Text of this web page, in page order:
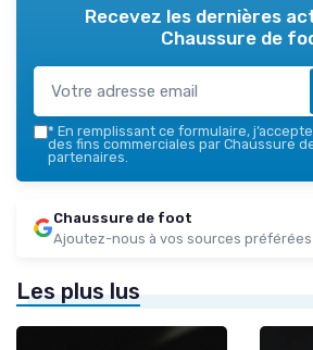
Recevez les dernières
Chaussure de
* En remplissant ce formulaire,
des fins commerciales par Chaussure
partenaires.
Chaussure de foot
Ajoutez-nous à vos sources préférées
Les plus lus